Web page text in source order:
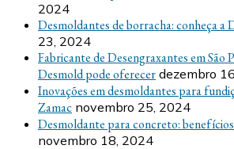
2024
Desmoldantes de borracha: conheça a
23, 2024
Fabricante de Desengraxantes em São
Desmold pode oferecer dezembro
Inovações em desmoldantes para
Zamac novembro 25, 2024
Desmoldante para concreto:
novembro 18, 2024